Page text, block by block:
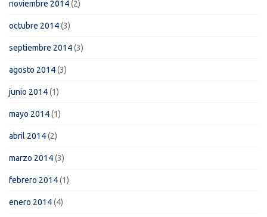
noviembre 2014(2)
octubre 2014(3)
septiembre 2014(3)
agosto 2014(3)
junio 2014(1)
mayo 2014(1)
abril 2014(2)
marzo 2014(3)
febrero 2014(1)
enero 2014(4)